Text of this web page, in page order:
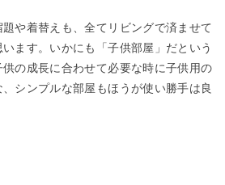
や着替えも、全てリビングで済ませて
ます。いかにも「子供部屋」だという
の成長に合わせて必要な時に子供用の
シンプルな部屋もほうが使い勝手は良